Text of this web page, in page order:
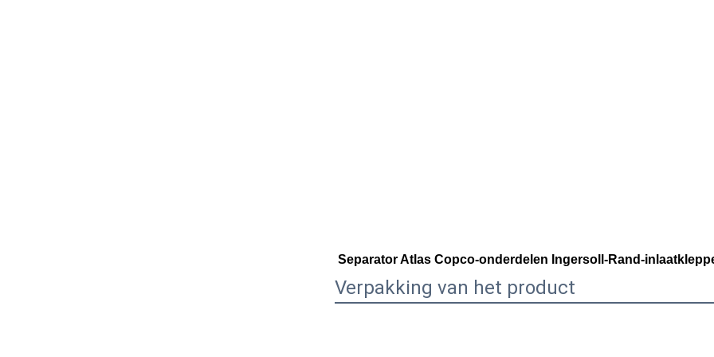
Separator Atlas Copco-onderdelen Ingersoll-Rand-
Verpakking van het product